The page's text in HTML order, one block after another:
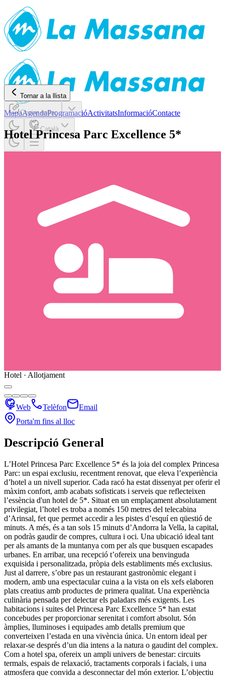
MapaAgendaProgramacióActivitatsInformacióContacte
Català
Tornar a la llista
Copiar enllaç
Hotel Princesa Parc Excellence 5*
Hotel · Allotjament
Web Telèfon
Email
Porta'm fins al lloc
Descripció General
L’Hotel Princesa Parc Excellence 5* és la joia del complex Princesa
Parc: un espai exclusiu, recentment renovat, que eleva l’experiència
d’hotel a un nivell superior. Cada racó ha estat dissenyat per oferir el
màxim confort, amb acabats sofisticats i serveis que reflecteixen
l’essència d'un hotel de 5*. Situat en un emplaçament absolutament
privilegiat, l’hotel es troba a només 150 metres del telecabina
d’Arinsal, fet que permet accedir a les pistes d’esquí en qüestió de
minuts. A més, és a tan sols 15 minuts d’Andorra la Vella, la capital,
on podràs gaudir de compres, cultura i oci. Una ubicació ideal tant
per als amants de la muntanya com per als que busquen escapades
urbanes. En arribar, una recepció t’ofereix una benvinguda
exquisida i personalitzada, pròpia dels establiments més exclusius.
Just al darrere, s’obre pas un restaurant gastronòmic elegant i
modern, amb una espectacular cuina a la vista on els xefs elaboren
plats creatius amb productes de primera qualitat. Una experiència
culinària pensada per delectar els paladars més exigents. Les
habitacions i suites del Princesa Parc Excellence 5* han estat
concebudes per proporcionar serenitat i comfort absolut. Són
àmplies, lluminoses i equipades amb detalls premium que
converteixen l’estada en una vivència única. Un entorn ideal per
relaxar-se després d’un dia intens a la natura o gaudint del complex.
Com a hotel spa, ofereix un ampli univers de benestar: circuits
termals, espais de relaxació, tractaments corporals i facials, i una
atmosfera que convida a desconnectar del món exterior. L’objectiu